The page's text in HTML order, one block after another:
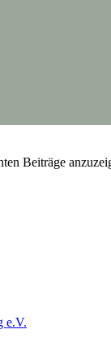
Beiträge
e.V.